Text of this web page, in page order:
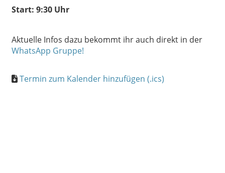
Start: 9:30 Uhr
Aktuelle Infos dazu bekommt ihr auch direkt in der
WhatsApp Gruppe!
Termin zum Kalender hinzufügen (.ics)